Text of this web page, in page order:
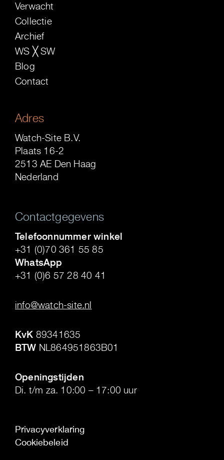
Verwacht
Collectie
Archief
WS ╳ SW
Blog
Contact
Adres
Watch-Site B.V.
Plaats 16-2
2513 AE Den Haag
Nederland
Contactgegevens
Telefoonnummer winkel
+31 (0)70 361 55 85
WhatsApp
+31 (0)6 57 28 40 41
info@watch-site.nl
KvK 89341635
BTW NL864951863B01
Openingstijden
Di. t/m za. 10:00 – 17:00 uur
Privacyverklaring
Cookiebeleid